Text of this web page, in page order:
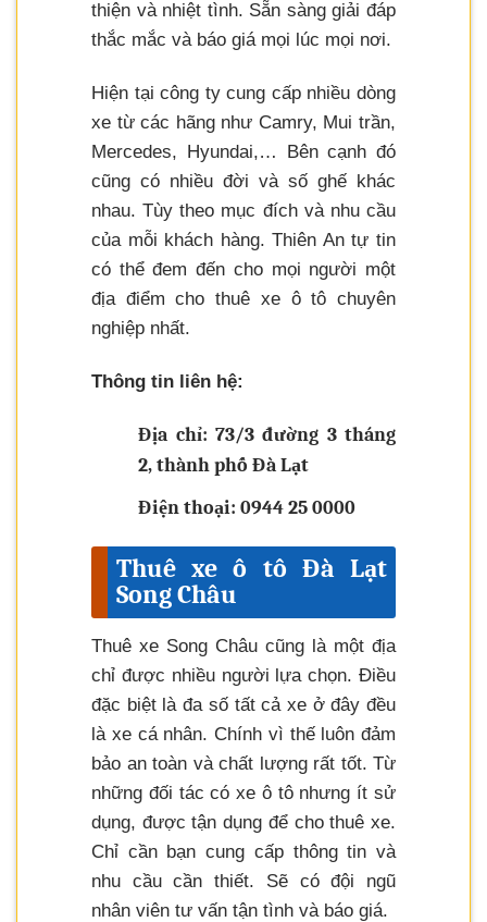
thiện và nhiệt tình. Sẵn sàng giải đáp
thắc mắc và báo giá mọi lúc mọi nơi.
Hiện tại công ty cung cấp nhiều dòng
xe từ các hãng như Camry, Mui trần,
Mercedes, Hyundai,… Bên cạnh đó
cũng có nhiều đời và số ghế khác
nhau. Tùy theo mục đích và nhu cầu
của mỗi khách hàng. Thiên An tự tin
có thể đem đến cho mọi người một
địa điểm cho thuê xe ô tô chuyên
nghiệp nhất.
Thông tin liên hệ:
Địa chỉ: 73/3 đường 3 tháng
2, thành phố Đà Lạt
Điện thoại: 0944 25 0000
Thuê xe ô tô Đà Lạt
Song Châu
Thuê xe Song Châu cũng là một địa
chỉ được nhiều người lựa chọn. Điều
đặc biệt là đa số tất cả xe ở đây đều
là xe cá nhân. Chính vì thế luôn đảm
bảo an toàn và chất lượng rất tốt. Từ
những đối tác có xe ô tô nhưng ít sử
dụng, được tận dụng để cho thuê xe.
Chỉ cần bạn cung cấp thông tin và
nhu cầu cần thiết. Sẽ có đội ngũ
nhân viên tư vấn tận tình và báo giá.